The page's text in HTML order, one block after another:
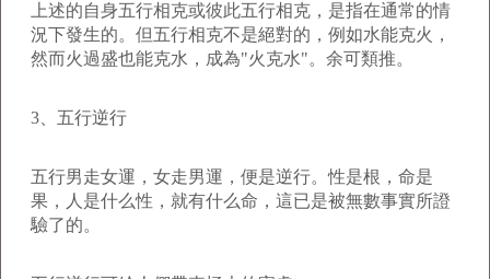
上述的自身五行相克或彼此五行相克，是指在通常的情
況下發生的。但五行相克不是絕對的，例如水能克火，
然而火過盛也能克水，成為"火克水"。余可類推。
3、五行逆行
五行男走女運，女走男運，便是逆行。性是根，命是
果，人是什么性，就有什么命，這已是被無數事實所證
驗了的。